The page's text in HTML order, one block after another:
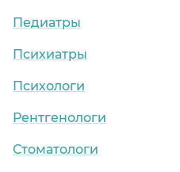
Педиатры
Психиатры
Психологи
Рентгенологи
Стоматологи